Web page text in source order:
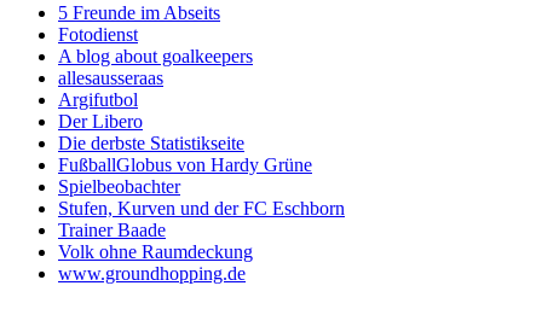
5 Freunde im Abseits
Fotodienst
A blog about goalkeepers
allesausseraas
Argifutbol
Der Libero
Die derbste Statistikseite
FußballGlobus von Hardy Grüne
Spielbeobachter
Stufen, Kurven und der FC Eschborn
Trainer Baade
Volk ohne Raumdeckung
www.groundhopping.de